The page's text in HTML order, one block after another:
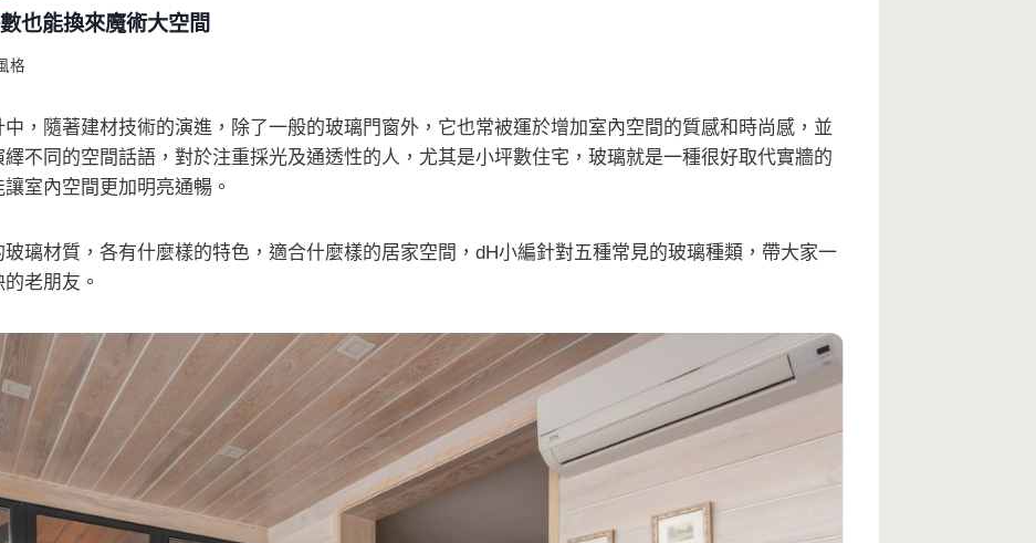
也能換來魔術大空間
格
，隨著建材技術的演進，除了一般的玻璃門窗外，它也常被運於增加室內空間的質感和時尚感，並
不同的空間話語，對於注重採光及通透性的人，尤其是小坪數住宅，玻璃就是一種很好取代實牆的
室內空間更加明亮通暢。
璃材質，各有什麼樣的特色，適合什麼樣的居家空間，dH小編針對五種常見的玻璃種類，帶大家一
老朋友。